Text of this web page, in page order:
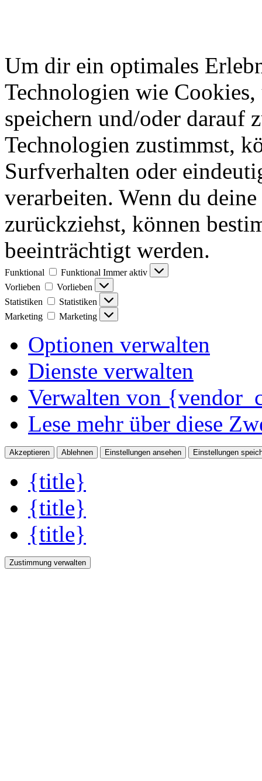
Um dir ein optimales
Technologien wie
speichern und/oder darauf
Technologien zustimmst,
Surfverhalten oder
verarbeiten. Wenn du
zurückziehst, können
beeinträchtigt werden.
Funktional Funktional Immer aktiv
Vorlieben
Vorlieben
Statistiken
Statistiken
Marketing
Marketing
Optionen verwalten
Dienste verwalten
Verwalten von
Lese mehr über diese
Akzeptieren Ablehnen Einstellungen ansehen Einstellungen
{title}
{title}
{title}
Zustimmung verwalten